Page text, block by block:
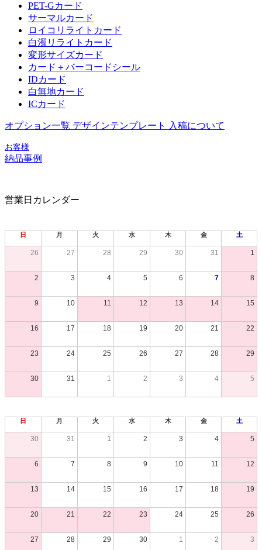
PET-Gカード
サーマルカード
ロイコリライトカード
白濁リライトカード
変形サイズカード
カード＋バーコードシール
IDカード
白無地カード
ICカード
オプション一覧 デザインテンプレート 入稿について
お客様
納品事例
営業日カレンダー
日 月 火 水 木 金 土
26 27 28 29 30 31 1
2 3 4 5 6 7 8
9 10 11 12 13 14 15
16 17 18 19 20 21 22
23 24 25 26 27 28 29
30 31 1 2 3 4 5
日 月 火 水 木 金 土
30 31 1 2 3 4 5
6 7 8 9 10 11 12
13 14 15 16 17 18 19
20 21 22 23 24 25 26
27 28 29 30 1 2 3